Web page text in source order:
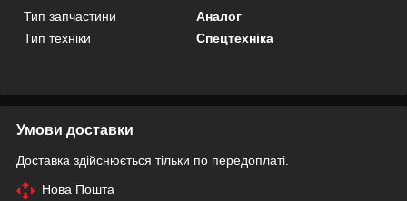
Тип запчастини
Аналог
Тип техніки
Спецтехніка
Умови доставки
Доставка здійснюється тільки по передоплаті.
Нова Пошта